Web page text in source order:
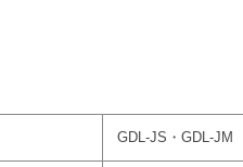
GDL-JS・GDL-JM